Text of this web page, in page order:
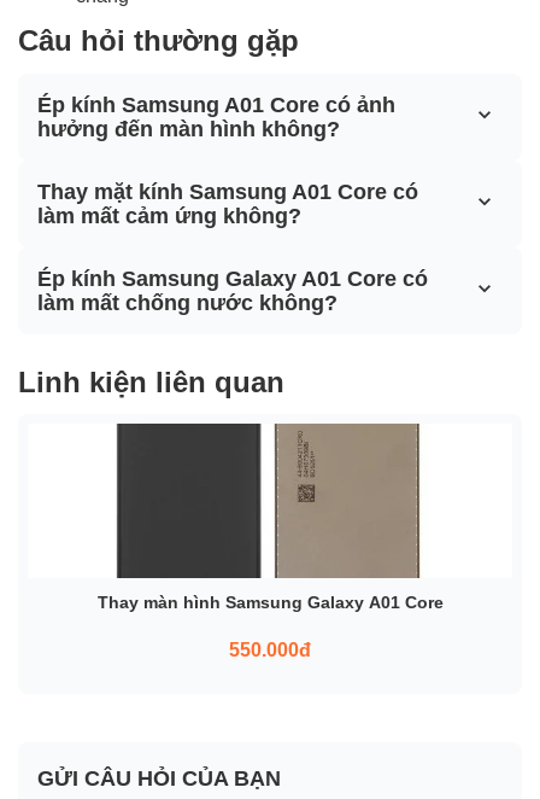
Câu hỏi thường gặp
Ép kính Samsung A01 Core có ảnh
hưởng đến màn hình không?
Thay mặt kính Samsung A01 Core có
làm mất cảm ứng không?
Ép kính Samsung Galaxy A01 Core có
làm mất chống nước không?
Linh kiện liên quan
Thay màn hình Samsung Galaxy A01 Core
550.000đ
GỬI CÂU HỎI CỦA BẠN